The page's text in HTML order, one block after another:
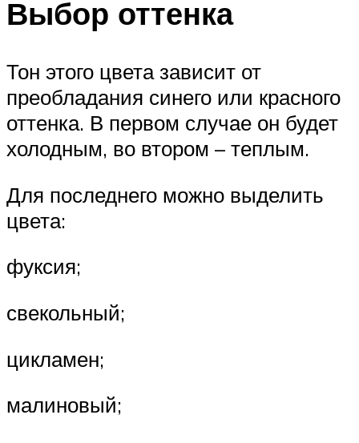
Выбор оттенка
Тон этого цвета зависит от
преобладания синего или красного
оттенка. В первом случае он будет
холодным, во втором – теплым.
Для последнего можно выделить
цвета:
фуксия;
свекольный;
цикламен;
малиновый;